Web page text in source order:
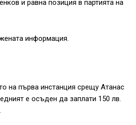
и равна позиция в партията на
информация.
на първа инстанция срещу Атанас
е осъден да заплати 150 лв.